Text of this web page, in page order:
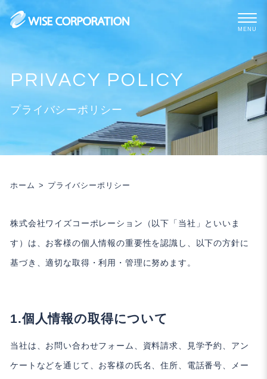
Skip
to
content
プライバシーポリシー
ホーム プライバシーポリシー
株式会社ワイズコーポレーション（以下「当社」といいま
す）は、お客様の個人情報の重要性を認識し、以下の方針に
基づき、適切な取得・利用・管理に努めます。
個人情報の取得について
当社は、お問い合わせフォーム、資料請求、見学予約、アン
ケートなどを通じて、お客様の氏名、住所、電話番号、メー